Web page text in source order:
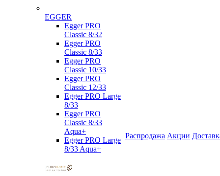
EGGER
Egger PRO
Classic 8/32
Egger PRO
Classic 8/33
Egger PRO
Classic 10/33
Egger PRO
Classic 12/33
Egger PRO Large
8/33
Egger PRO
Classic 8/33
Aqua+
Egger PRO Large
8/33 Aqua+
Распродажа Акции